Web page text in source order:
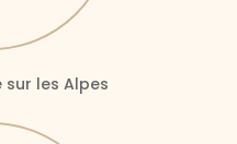
les Alpes